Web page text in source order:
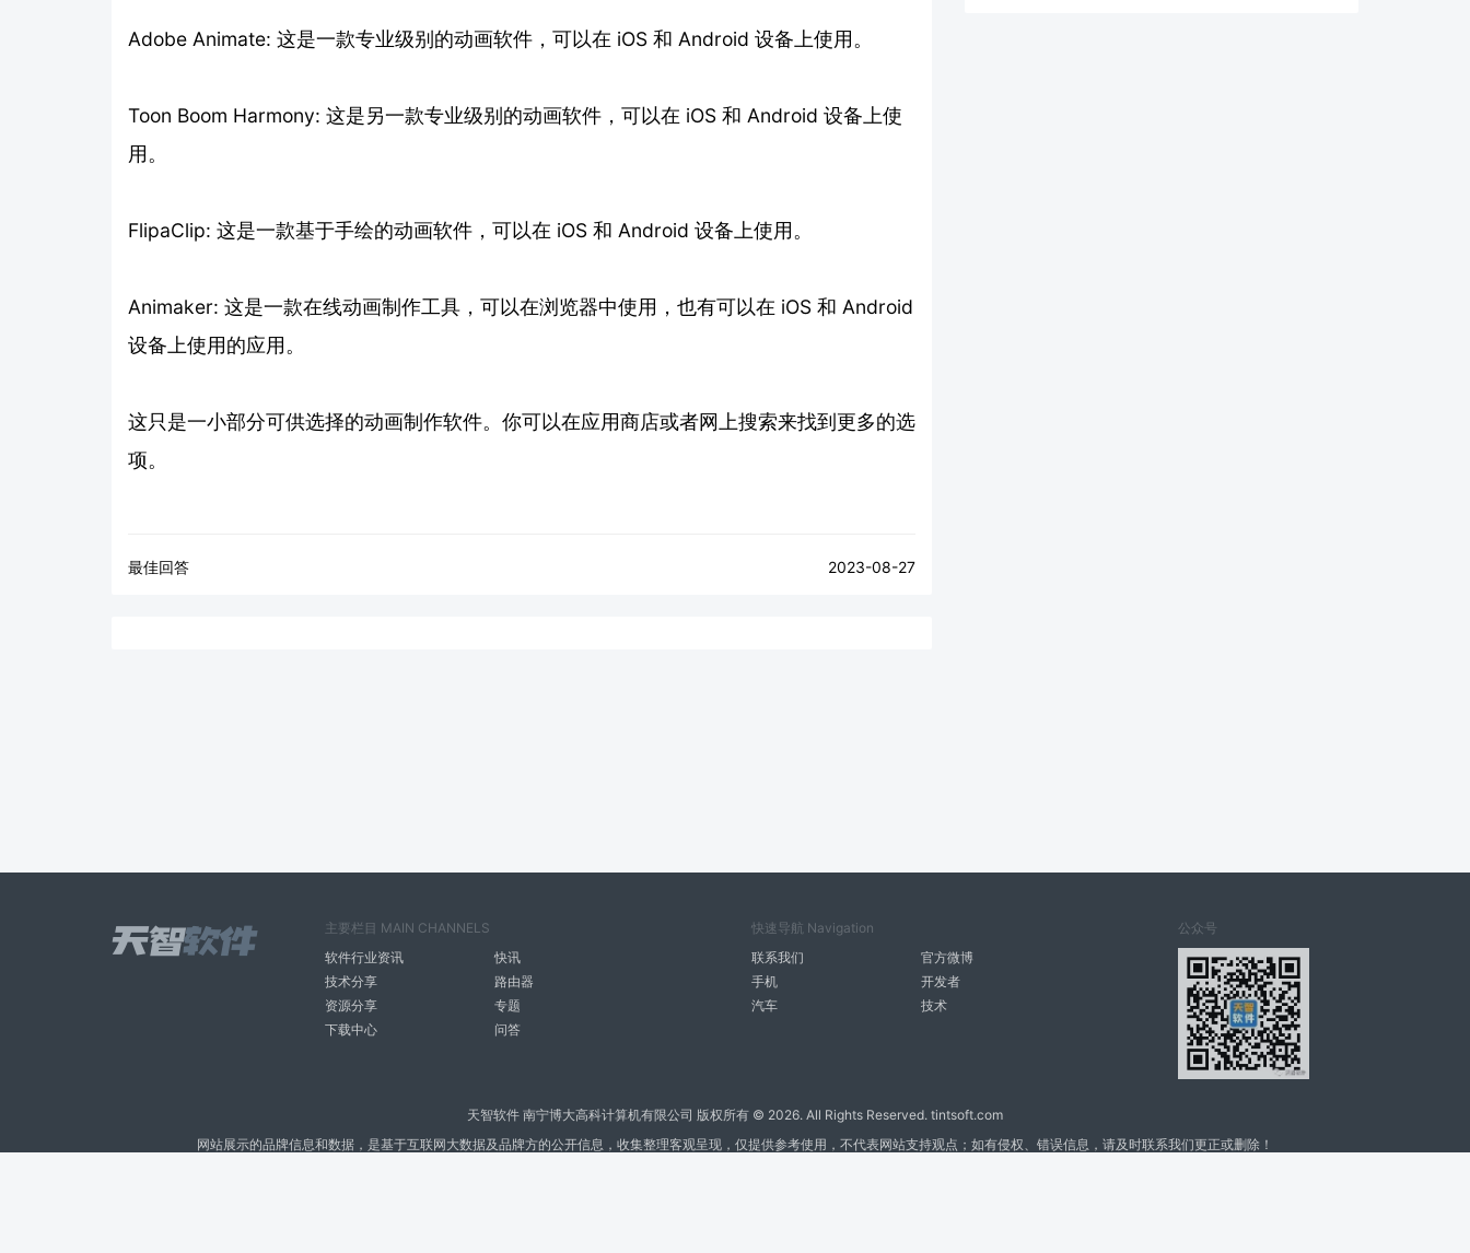
Adobe Animate: 这是一款专业级别的动画软件，可以在 iOS 和 Android 设备上使用。
Toon Boom Harmony: 这是另一款专业级别的动画软件，可以在 iOS 和 Android 设备上使
用。
FlipaClip: 这是一款基于手绘的动画软件，可以在 iOS 和 Android 设备上使用。
Animaker: 这是一款在线动画制作工具，可以在浏览器中使用，也有可以在 iOS 和 Android
设备上使用的应用。
这只是一小部分可供选择的动画制作软件。你可以在应用商店或者网上搜索来找到更多的选
项。
最佳回答 2023-08-27
主要栏目 MAIN CHANNELS
软件行业资讯
快讯
技术分享
路由器
资源分享
专题
下载中心
问答
快速导航 Navigation
联系我们
官方微博
手机
开发者
汽车
技术
公众号
天智软件 南宁博大高科计算机有限公司 版权所有 © 2026. All Rights Reserved. tintsoft.com
网站展示的品牌信息和数据，是基于互联网大数据及品牌方的公开信息，收集整理客观呈现，仅提供参考使用，不代表网站支持观点；如有侵权、错误信息，请及时联系我们更正或删除！